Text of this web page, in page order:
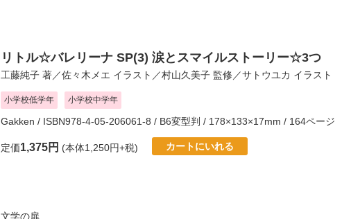
リトル☆バレリーナ SP(3) 涙とスマイルストーリー☆3つ
工藤純子 著／佐々木メエ イラスト／村山久美子 監修／サトウユカ イラスト
小学校低学年 小学校中学年
Gakken / ISBN978-4-05-206061-8 / B6変型判 / 178×133×17mm / 164ページ
定価1,375円 (本体1,250円+税) カートにいれる
文学の扉